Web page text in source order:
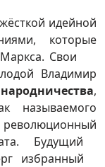
идейной
которые
Маркса. Свои
Владимир
народничества,
называемого
Будущий
избранный